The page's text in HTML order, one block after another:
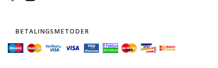
BETALINGSMETODER